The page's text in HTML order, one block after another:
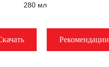
280 мл
Рекомендации